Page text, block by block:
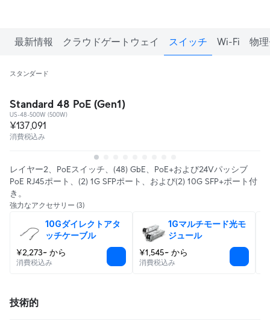
最新情報 クラウドゲートウェイ スイッチ Wi-Fi 物
スタンダード
Standard 48 PoE (Gen1)
US-48-500W (500W)
¥137,091
消費税込み
レイヤー2、PoEスイッチ、(48) GbE、PoE+および24Vパッシブ
PoE RJ45ポート、(2) 1G SFPポート、および(2) 10G SFP+ポート付
き。
強力なアクセサリー (3)
10Gダイレクトアタ
ッチケーブル
¥2,273~ から
消費税込み
1Gマルチモード光モ
ジュール
¥1,545~ から
消費税込み
技術的